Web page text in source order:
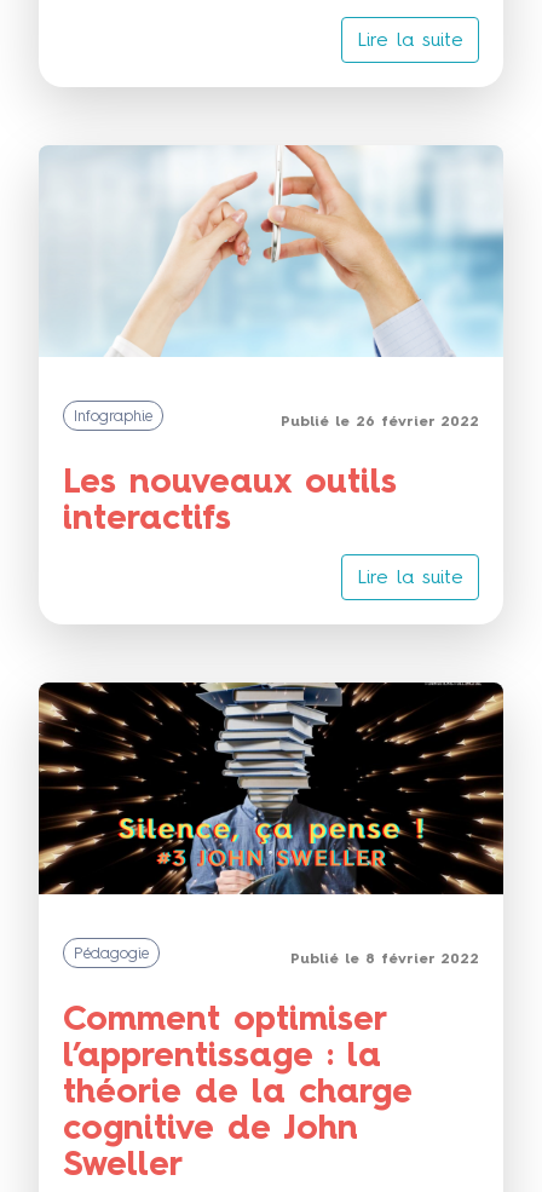
Lire la suite
Infographie Publié le 26 février 2022
Les nouveaux outils
interactifs
Lire la suite
Pédagogie Publié le 8 février 2022
Comment optimiser
l’apprentissage : la
théorie de la charge
cognitive de John
Sweller